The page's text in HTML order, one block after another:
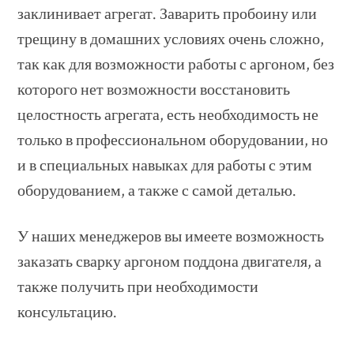
заклинивает агрегат. Заварить пробоину или
трещину в домашних условиях очень сложно,
так как для возможности работы с аргоном, без
которого нет возможности восстановить
целостность агрегата, есть необходимость не
только в профессиональном оборудовании, но
и в специальных навыках для работы с этим
оборудованием, а также с самой деталью.
У наших менеджеров вы имеете возможность
заказать сварку аргоном поддона двигателя, а
также получить при необходимости
консультацию.